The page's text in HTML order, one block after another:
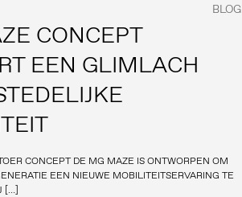
BLOG
CONCEPT
EEN GLIMLACH
CONCEPT DE MG MAZE IS ONTWORPEN OM
EEN NIEUWE MOBILITEITSERVARING TE
[…]